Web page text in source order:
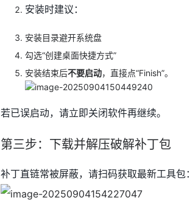
安装时建议：
安装目录避开系统盘
勾选“创建桌面快捷方式”
安装结束后不要启动，直接点“Finish”。
若已误启动，请立即关闭软件再继续。
第三步：下载并解压破解补丁包
补丁直链常被屏蔽，请扫码获取最新工具包：